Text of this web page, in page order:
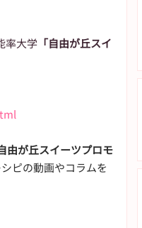
率大学 「自由が丘スイ
由が丘スイーツプロモ
ピの動画やコラムを